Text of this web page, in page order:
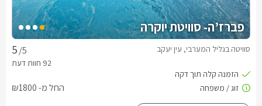
פברז’ה- סוויטת יוקרה
/5 סוויטה בגליל המערבי, עין יעקב
החל מ- ₪1800